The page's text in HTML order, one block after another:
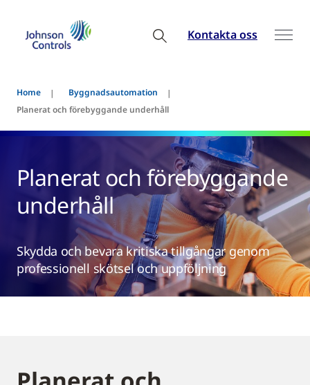
Kontakta oss
Home
Byggnadsautomation
Planerat och förebyggande underhåll
Planerat och förebyggande
underhåll
Skydda och bevara kritiska tillgångar genom
professionell skötsel och uppföljning